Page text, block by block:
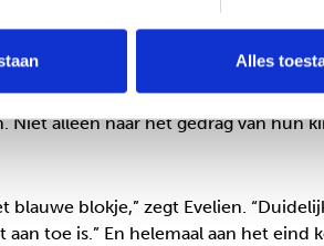
Alles
en aan de band. Diana
aardig wat strijd in de familie. Dan
voor jullie? Wat gebeurt er bij jou
Niet alleen naar het gedrag van hun
blauwe blokje,” zegt Evelien.
toe is.” En helemaal aan het eind